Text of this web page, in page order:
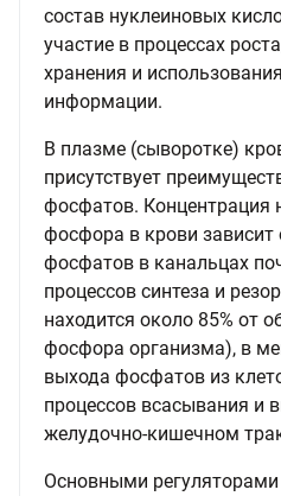
состав нуклеиновых
участие в процессах
хранения и
информации.
В плазме (сыворотке)
присутствует
фосфатов. Концентрация
фосфора в крови зависит
фосфатов в канальцах
процессов синтеза и
находится около 85% от
фосфора организма), в
выхода фосфатов из
процессов всасывания и
желудочно-кишечном
Основными